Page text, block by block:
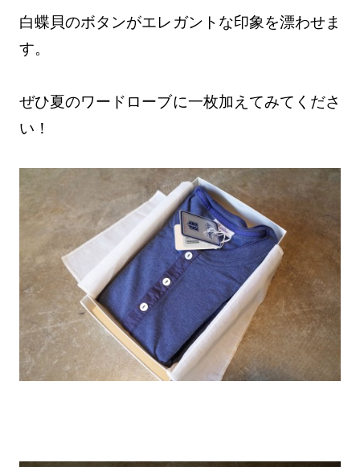
白蝶貝のボタンがエレガントな印象を漂わせま
す。
ぜひ夏のワードローブに一枚加えてみてくださ
い！